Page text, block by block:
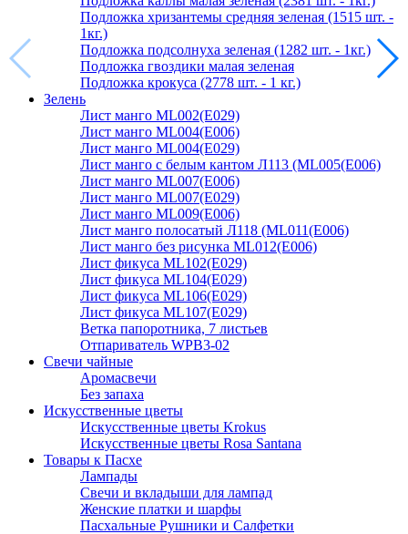
Подложка хризантемы средняя зеленая (1515 шт. -
1кг.)
Подложка подсолнуха зеленая (1282 шт. - 1кг.)
Подложка гвоздики малая зеленая
Подложка крокуса (2778 шт. - 1 кг.)
Зелень
Лист манго ML002(E029)
Лист манго ML004(E006)
Лист манго ML004(E029)
Лист манго с белым кантом Л113 (ML005(E006)
Лист манго ML007(E006)
Лист манго ML007(E029)
Лист манго ML009(E006)
Лист манго полосатый Л118 (ML011(E006)
Лист манго без рисунка ML012(E006)
Лист фикуса ML102(E029)
Лист фикуса ML104(E029)
Лист фикуса ML106(E029)
Лист фикуса ML107(E029)
Ветка папоротника, 7 листьев
Отпариватель WPB3-02
Свечи чайные
Аромасвечи
Без запаха
Искусственные цветы
Искусственные цветы Krokus
Искусственные цветы Rosa Santana
Товары к Пасхе
Лампады
Свечи и вкладыши для лампад
Женские платки и шарфы
Пасхальные Рушники и Салфетки